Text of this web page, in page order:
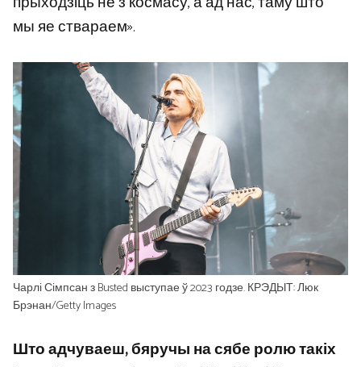
мы яе ствараем».
Чарлі Сімпсан з Busted выступае ў 2023 годзе. КРЭДЫТ: Люк
Брэнан/Getty Images
Што адчуваеш, бяручы на ​​сябе ролю такіх